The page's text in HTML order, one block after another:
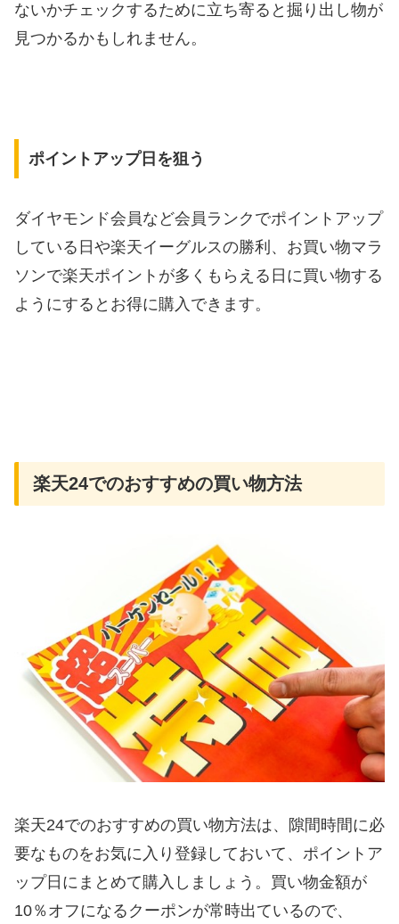
ないかチェックするために立ち寄ると掘り出し物が
見つかるかもしれません。
ポイントアップ日を狙う
ダイヤモンド会員など会員ランクでポイントアップ
している日や楽天イーグルスの勝利、お買い物マラ
ソンで楽天ポイントが多くもらえる日に買い物する
ようにするとお得に購入できます。
楽天24でのおすすめの買い物方法
楽天24でのおすすめの買い物方法は、隙間時間に必
要なものをお気に入り登録しておいて、ポイントア
ップ日にまとめて購入しましょう。買い物金額が
10％オフになるクーポンが常時出ているので、